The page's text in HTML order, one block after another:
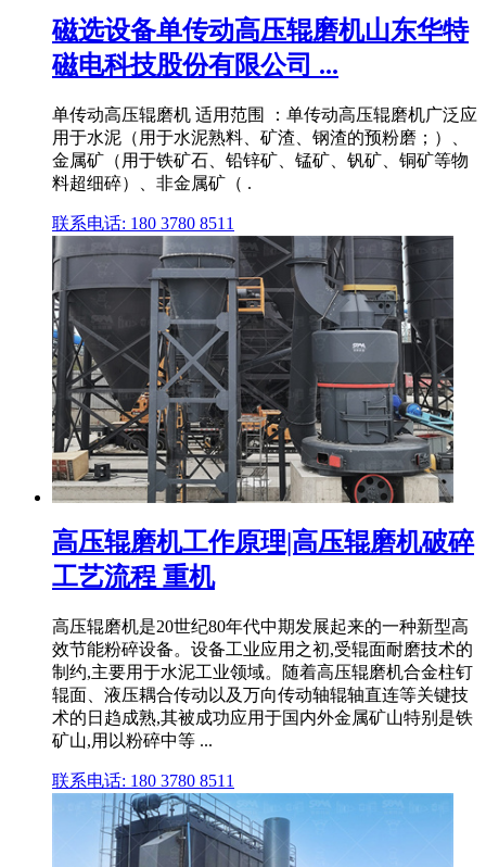
磁选设备单传动高压辊磨机山东华特
磁电科技股份有限公司 ...
单传动高压辊磨机 适用范围 ：单传动高压辊磨机广泛应
用于水泥（用于水泥熟料、矿渣、钢渣的预粉磨；）、
金属矿（用于铁矿石、铅锌矿、锰矿、钒矿、铜矿等物
料超细碎）、非金属矿（ .
联系电话: 180 3780 8511
高压辊磨机工作原理|高压辊磨机破碎
工艺流程 重机
高压辊磨机是20世纪80年代中期发展起来的一种新型高
效节能粉碎设备。设备工业应用之初,受辊面耐磨技术的
制约,主要用于水泥工业领域。随着高压辊磨机合金柱钉
辊面、液压耦合传动以及万向传动轴辊轴直连等关键技
术的日趋成熟,其被成功应用于国内外金属矿山特别是铁
矿山,用以粉碎中等 ...
联系电话: 180 3780 8511